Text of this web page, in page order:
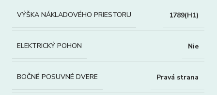
VÝŠKA NÁKLADOVÉHO PRIESTORU 1789(H1)
ELEKTRICKÝ POHON Nie
BOČNÉ POSUVNÉ DVERE Pravá strana